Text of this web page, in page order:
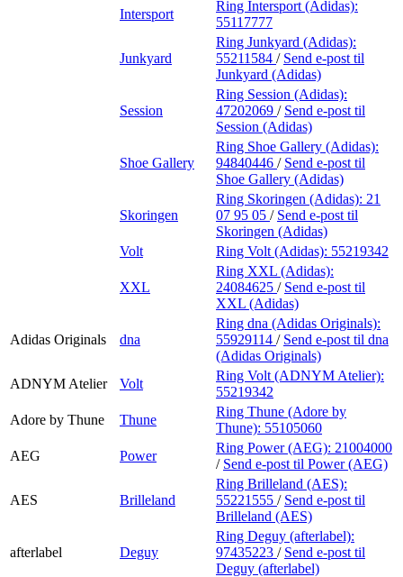
Intersport
Ring Intersport (Adidas):
55117777
Junkyard
Ring Junkyard (Adidas):
55211584 / Send e-post til
Junkyard (Adidas)
Session
Ring Session (Adidas):
47202069 / Send e-post til
Session (Adidas)
Shoe Gallery
Ring Shoe Gallery (Adidas):
94840446 / Send e-post til
Shoe Gallery (Adidas)
Skoringen
Ring Skoringen (Adidas): 21
07 95 05 / Send e-post til
Skoringen (Adidas)
Volt
Ring Volt (Adidas): 55219342
XXL
Ring XXL (Adidas):
24084625 / Send e-post til
XXL (Adidas)
Adidas Originals dna
Ring dna (Adidas Originals):
55929114 / Send e-post til dna
(Adidas Originals)
ADNYM Atelier
Volt
Ring Volt (ADNYM Atelier):
55219342
Adore by Thune
Thune
Ring Thune (Adore by
Thune): 55105060
AEG
Power
Ring Power (AEG): 21004000
/ Send e-post til Power (AEG)
AES Brilleland
Ring Brilleland (AES):
55221555 / Send e-post til
Brilleland (AES)
afterlabel Deguy
Ring Deguy (afterlabel):
97435223 / Send e-post til
Deguy (afterlabel)